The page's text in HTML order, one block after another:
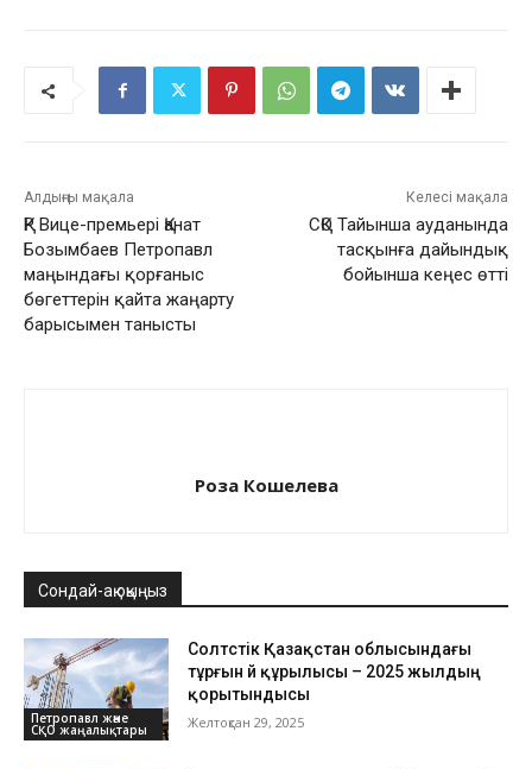
Алдыңғы мақала
ҚР Вице-премьері Қанат
Бозымбаев Петропавл
маңындағы қорғаныс
бөгеттерін қайта жаңарту
барысымен танысты
Келесі мақала
СҚО Тайынша ауданында
тасқынға дайындық
бойынша кеңес өтті
Роза Кошелева
Сондай-ақ оқыңыз
Петропавл және
СҚО жаңалықтары
Солтүстік Қазақстан облысындағы
тұрғын үй құрылысы – 2025 жылдың
қорытындысы
Желтоқсан 29, 2025